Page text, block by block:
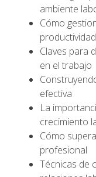
ambiente
Cómo
Claves para
en el trabajo
efectiva
La
crecimiento
Cómo
profesional
Técnicas de